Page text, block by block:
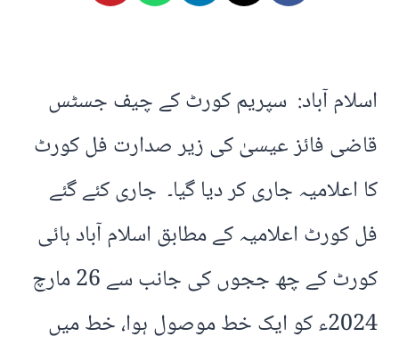
اسلام آباد: سپریم کورٹ کے چیف جسٹس
قاضی فائز عیسیٰ کی زیر صدارت فل کورٹ
کا اعلامیہ جاری کر دیا گیا۔ جاری کئے گئے
فل کورٹ اعلامیہ کے مطابق اسلام آباد ہائی
کورٹ کے چھ ججوں کی جانب سے 26 مارچ
2024ء کو ایک خط موصول ہوا، خط میں